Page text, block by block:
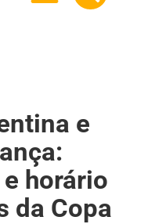
e
horário
da Copa